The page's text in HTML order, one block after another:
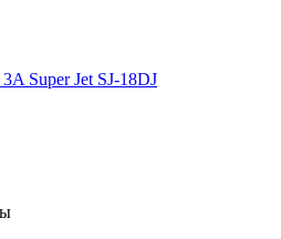
Super Jet SJ-18DJ